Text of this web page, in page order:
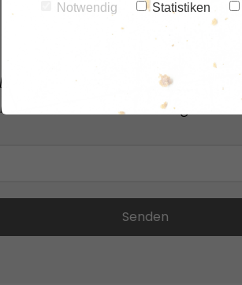
Newsletter
Mail ein und erhalte meinen
E-Mail-Adresse. Austragen ist
Senden
Notwendig Statistiken